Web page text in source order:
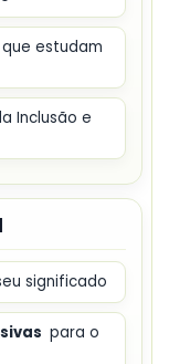
que estudam
Inclusão e
significado
para o